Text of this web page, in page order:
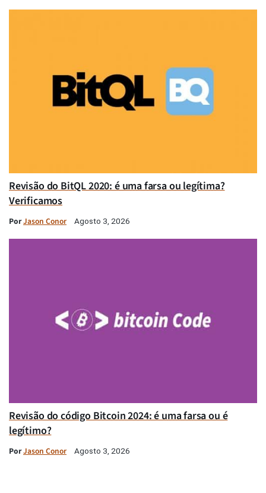
Revisão do BitQL 2020: é uma farsa ou legítima?
Verificamos
PorJason Conor Agosto 3, 2026
Revisão do código Bitcoin 2024: é uma farsa ou é
legítimo?
PorJason Conor Agosto 3, 2026